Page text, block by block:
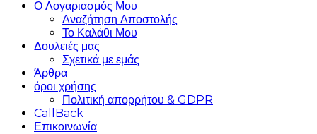
Ο Λογαριασμός Μου
Αναζήτηση Αποστολής
Το Καλάθι Μου
Δουλειές μας
Σχετικά με εμάς
Άρθρα
όροι χρήσης
Πολιτική απορρήτου & GDPR
CallBack
Επικοινωνία